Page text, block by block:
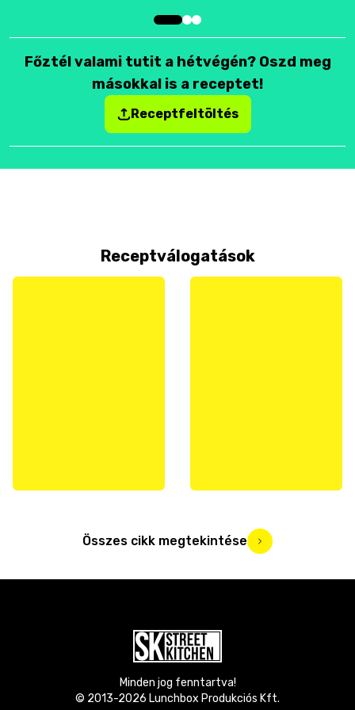
Főztél valami tutit a hétvégén? Oszd meg
másokkal is a receptet!
Receptfeltöltés
Receptválogatások
Összes cikk megtekintése
Minden jog fenntartva!
© 2013-2026 Lunchbox Produkciós Kft.